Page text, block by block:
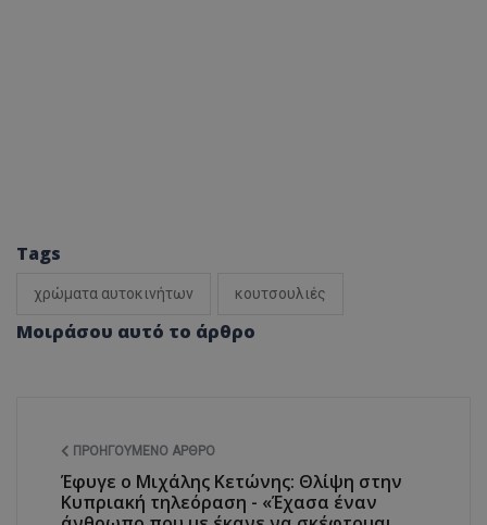
Tags
χρώματα αυτοκινήτων κουτσουλιές
Μοιράσου αυτό το άρθρο
ΠΡΟΗΓΟΎΜΕΝΟ ΆΡΘΡΟ
Έφυγε ο Μιχάλης Κετώνης: Θλίψη στην
Κυπριακή τηλεόραση - «Έχασα έναν